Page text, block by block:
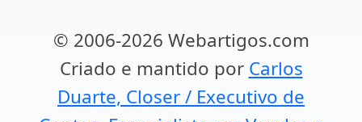
© 2006-2026 Webartigos.com
Criado e mantido por Carlos
Duarte, Closer / Executivo de